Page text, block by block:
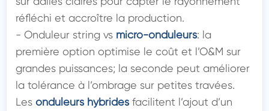
réfléchi et accroître la production.
- Onduleur string vs micro-onduleurs: la
première option optimise le coût et l’O&M sur
grandes puissances; la seconde peut améliorer
la tolérance à l’ombrage sur petites travées.
Les onduleurs hybrides